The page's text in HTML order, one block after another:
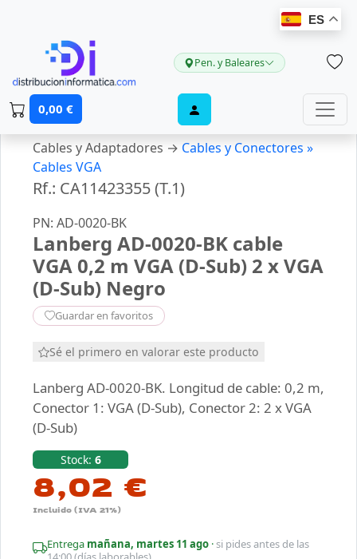
ES
Pen. y Baleares
0,00 €
Cables y Adaptadores → Cables y Conectores »
Cables VGA
Rf.: CA11423355 (T.1)
PN: AD-0020-BK
Lanberg AD-0020-BK cable
VGA 0,2 m VGA (D-Sub) 2 x VGA
(D-Sub) Negro
Guardar en favoritos
Sé el primero en valorar este producto
Lanberg AD-0020-BK. Longitud de cable: 0,2 m,
Conector 1: VGA (D-Sub), Conector 2: 2 x VGA
(D-Sub)
Stock: 6
8,02 €
Incluido (IVA 21%)
Entrega mañana, martes 11 ago ·si pides antes de las